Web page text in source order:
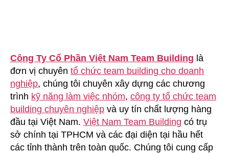
Công Ty Cổ Phần Việt Nam Team Building là
đơn vị chuyên tổ chức team building cho doanh
nghiệp, chúng tôi chuyên xây dựng các chương
trình kỹ năng làm việc nhóm, công ty tổ chức team
building chuyên nghiệp và uy tín chất lượng hàng
đầu tại Việt Nam. Việt Nam Team Building có trụ
sở chính tại TPHCM và các đại diện tại hầu hết
các tỉnh thành trên toàn quốc. Chúng tôi cung cấp